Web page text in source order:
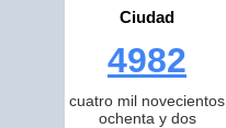
Ciudad
4982
cuatro mil novecientos
ochenta y dos